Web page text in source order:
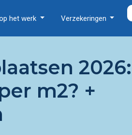
het werk Verzekeringen
2026:
m2? +